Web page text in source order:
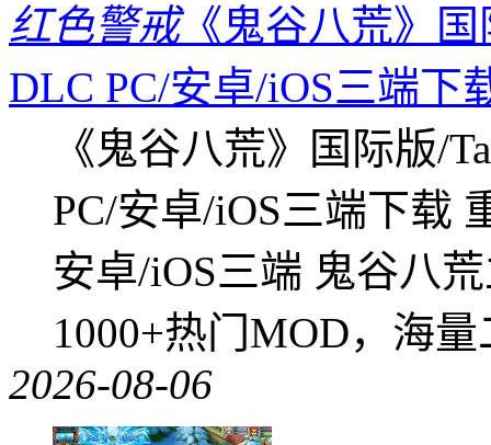
红色警戒《鬼谷八荒》国
DLC PC/安卓/iOS三端下
《鬼谷八荒》国际版/
PC/安卓/iOS三端下载
安卓/iOS三端 鬼谷八
1000+热门MOD，海
2026-08-06